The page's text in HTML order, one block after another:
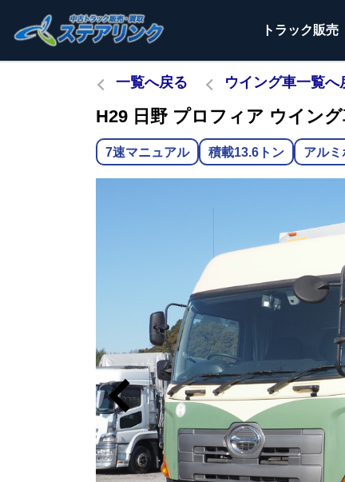
トラック販売
一覧へ戻る ウイング車一覧へ
H29 日野 プロフィア ウイン
7速マニュアル 積載13.6トン アル